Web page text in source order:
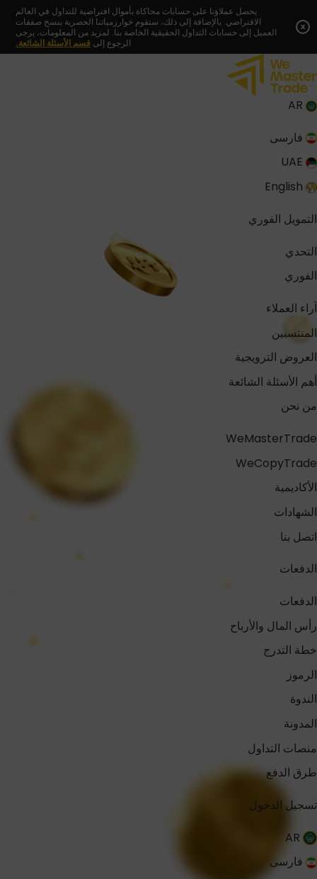
to
يحصل عملاؤنا على حسابات محاكاة بأموال افتراضية للتداول في العالم
الافتراضي. بالإضافة إلى ذلك، ستقوم خوارزمياتنا الحصرية بنسخ صفقات
العميل إلى حسابات التداول الحقيقية الخاصة بنا. لمزيد من المعلومات، يرجى
الرجوع إلى قسم الأسئلة الشائعة.
x
فارسی
التمويل الفوري
التحدي
الفوري
آراء العملاء
المنتسبين
العروض الترويجية
أهم الأسئلة الشائعة
من نحن
WeMasterTrade
WeCopyTrade
الأكاديمية
الشهادات
اتصل بنا
الدفعات
الدفعات
رأس المال والأرباح
خطة التدرج
الرموز
الندوة
المدونة
منصات التداول
طرق الدفع
تسجيل الدخول
فارسی